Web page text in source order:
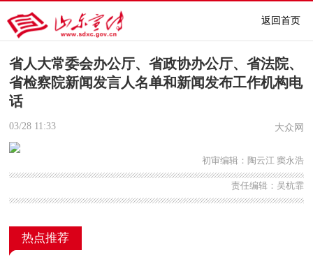
返回首页
省人大常委会办公厅、省政协办公厅、省法院、
省检察院新闻发言人名单和新闻发布工作机构电
话
03/28 11:33 大众网
初审编辑：陶云江 窦永浩
责任编辑：吴杭霏
热点推荐